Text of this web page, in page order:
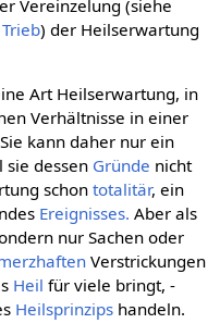
Vereinzelung (siehe
Trieb) der Heilserwartung
Art Heilserwartung, in
Verhältnisse in einer
kann daher nur ein
dessen Gründe nicht
schon totalitär, ein
Ereignisses. Aber als
nur Sachen oder
Verstrickungen
Heil für viele bringt, -
Heilsprinzipshandeln.